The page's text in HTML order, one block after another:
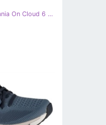
On Running Buty do biegania On Cloud 6 3MF10070692 granatowe niebieskie